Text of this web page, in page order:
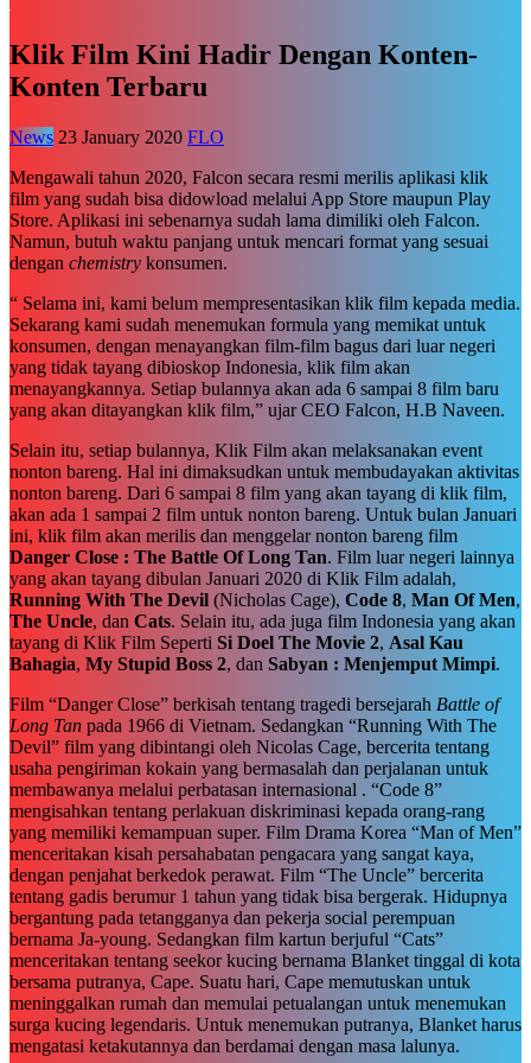
Klik Film Kini Hadir Dengan Konten-
Konten Terbaru
News 23 January 2020 FLO
Mengawali tahun 2020, Falcon secara resmi merilis aplikasi klik
film yang sudah bisa didowload melalui App Store maupun Play
Store. Aplikasi ini sebenarnya sudah lama dimiliki oleh Falcon.
Namun, butuh waktu panjang untuk mencari format yang sesuai
dengan chemistry konsumen.
“ Selama ini, kami belum mempresentasikan klik film kepada media.
Sekarang kami sudah menemukan formula yang memikat untuk
konsumen, dengan menayangkan film-film bagus dari luar negeri
yang tidak tayang dibioskop Indonesia, klik film akan
menayangkannya. Setiap bulannya akan ada 6 sampai 8 film baru
yang akan ditayangkan klik film,” ujar CEO Falcon, H.B Naveen.
Selain itu, setiap bulannya, Klik Film akan melaksanakan event
nonton bareng. Hal ini dimaksudkan untuk membudayakan aktivitas
nonton bareng. Dari 6 sampai 8 film yang akan tayang di klik film,
akan ada 1 sampai 2 film untuk nonton bareng. Untuk bulan Januari
ini, klik film akan merilis dan menggelar nonton bareng film
Danger Close : The Battle Of Long Tan. Film luar negeri lainnya
yang akan tayang dibulan Januari 2020 di Klik Film adalah,
Running With The Devil (Nicholas Cage), Code 8, Man Of Men,
The Uncle, dan Cats. Selain itu, ada juga film Indonesia yang akan
tayang di Klik Film Seperti Si Doel The Movie 2, Asal Kau
Bahagia, My Stupid Boss 2, dan Sabyan : Menjemput Mimpi.
Film “Danger Close” berkisah tentang tragedi bersejarah Battle of
Long Tan pada 1966 di Vietnam. Sedangkan “Running With The
Devil” film yang dibintangi oleh Nicolas Cage, bercerita tentang
usaha pengiriman kokain yang bermasalah dan perjalanan untuk
membawanya melalui perbatasan internasional . “Code 8”
mengisahkan tentang perlakuan diskriminasi kepada orang-rang
yang memiliki kemampuan super. Film Drama Korea “Man of Men”
menceritakan kisah persahabatan pengacara yang sangat kaya,
dengan penjahat berkedok perawat. Film “The Uncle” bercerita
tentang gadis berumur 1 tahun yang tidak bisa bergerak. Hidupnya
bergantung pada tetangganya dan pekerja social perempuan
bernama Ja-young. Sedangkan film kartun berjuful “Cats”
menceritakan tentang seekor kucing bernama Blanket tinggal di kota
bersama putranya, Cape. Suatu hari, Cape memutuskan untuk
meninggalkan rumah dan memulai petualangan untuk menemukan
surga kucing legendaris. Untuk menemukan putranya, Blanket harus
mengatasi ketakutannya dan berdamai dengan masa lalunya.